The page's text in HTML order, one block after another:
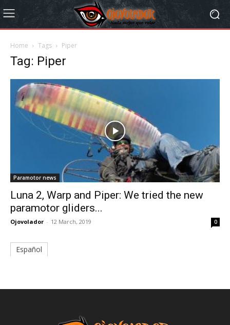
Home Tags Piper
Tag: Piper
Paramotor news
Luna 2, Warp and Piper: We tried the new
paramotor gliders...
Ojovolador - 12 March, 2019 0
Español